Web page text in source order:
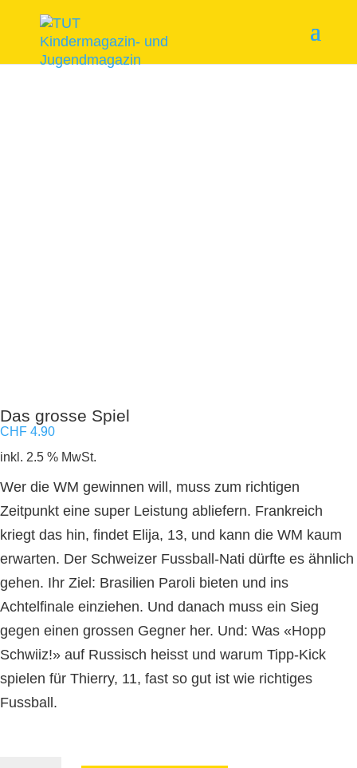
/Themenhefte/ Das grosse Spiel
Das grosse Spiel
CHF 4.90
inkl. 2.5 % MwSt.
Wer die WM gewinnen will, muss zum richtigen
Zeitpunkt eine super Leistung abliefern. Frankreich
kriegt das hin, findet Elija, 13, und kann die WM kaum
erwarten. Der Schweizer Fussball-Nati dürfte es ähnlich
gehen. Ihr Ziel: Brasilien Paroli bieten und ins
Achtelfinale einziehen. Und danach muss ein Sieg
gegen einen grossen Gegner her. Und: Was «Hopp
Schwiiz!» auf Russisch heisst und warum Tipp-Kick
spielen für Thierry, 11, fast so gut ist wie richtiges
Fussball.